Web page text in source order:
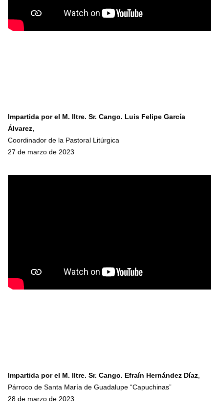
Impartida por el M. Iltre. Sr. Cango. Luis Felipe García
Álvarez,
Coordinador de la Pastoral Litúrgica
27 de marzo de 2023
Impartida por el M. Iltre. Sr. Cango. Efraín Hernández Díaz
Párroco de Santa María de Guadalupe “Capuchinas”
28 de marzo de 2023